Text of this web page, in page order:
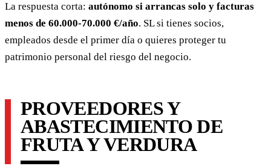
La respuesta corta: autónomo si arrancas solo y facturas
menos de 60.000-70.000 €/año. SL si tienes socios,
empleados desde el primer día o quieres proteger tu
patrimonio personal del riesgo del negocio.
PROVEEDORES Y
ABASTECIMIENTO DE
FRUTA Y VERDURA